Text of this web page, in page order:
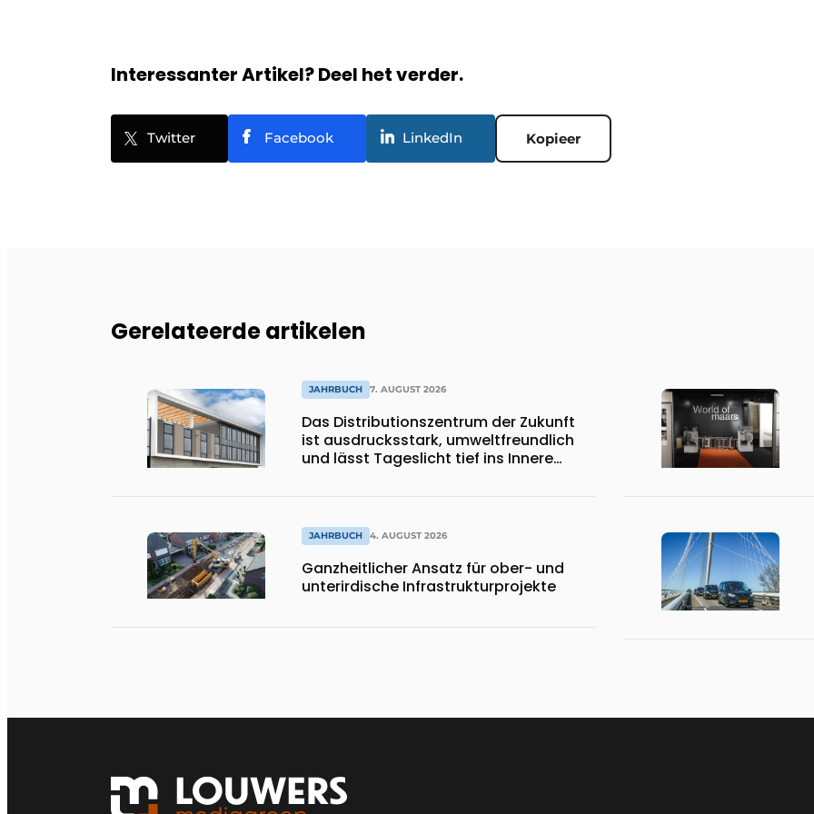
Interessanter Artikel? Deel het verder.
Twitter Facebook LinkedIn Kopieer
Gerelateerde artikelen
JAHRBUCH 7. AUGUST 2026
Das Distributionszentrum der Zukunft
ist ausdrucksstark, umweltfreundlich
und lässt Tageslicht tief ins Innere
JAHRBUCH 4. AUGUST 2026
Ganzheitlicher Ansatz für ober- und
unterirdische Infrastrukturprojekte